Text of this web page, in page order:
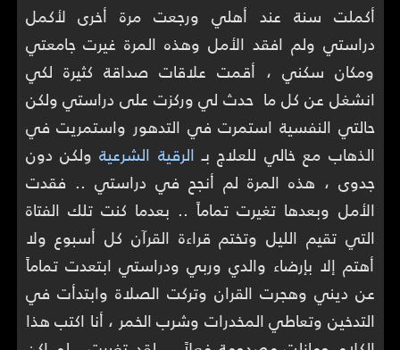
أكملت سنة عند أهلي ورجعت مرة أخرى لأكمل
دراستي ولم افقد الأمل وهذه المرة غيرت جامعتي
ومكان سكني ، أقمت علاقات صداقة كثيرة لكي
انشغل عن كل ما حدث لي وركزت على دراستي ولكن
حالتي النفسية استمرت في التدهور واستمريت في
الذهاب مع خالي للعلاج بـ الرقية الشرعيةولكن دون
جدوى ، هذه المرة لم أنجح في دراستي .. فقدت
الأمل وبعدها تغيرت تماماً .. بعدما كنت تلك الفتاة
التي تقيم الليل وتختم قراءة القرآن كل أسبوع ولا
أهتم إلا بإرضاء والدي وربي ودراستي ابتعدت تماماً
عن ديني وهجرت القران وتركت الصلاة وابتدأت في
التدخين وتعاطي المخدرات وشرب الخمر ، أنا اكتب هذا